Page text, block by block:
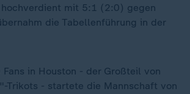
hochverdient mit 5:1 (2:0) gegen
die Tabellenführung in der
in Houston - der Großteil von
Trikots - startete die Mannschaft von